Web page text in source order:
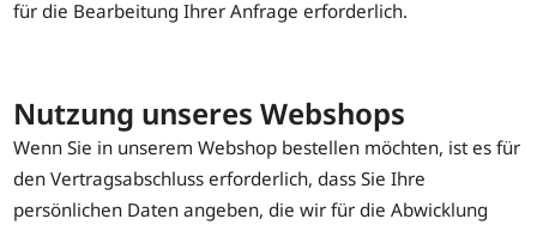
für die Bearbeitung Ihrer Anfrage erforderlich.
Nutzung unseres Webshops
Wenn Sie in unserem Webshop bestellen möchten, ist es für
den Vertragsabschluss erforderlich, dass Sie Ihre
persönlichen Daten angeben, die wir für die Abwicklung